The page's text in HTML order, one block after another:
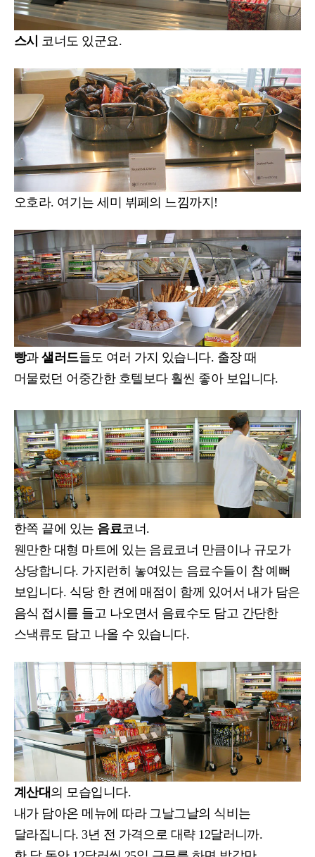
스시 코너도 있군요.
오호라. 여기는 세미 뷔페의 느낌까지!
빵과샐러드들도 여러 가지 있습니다. 출장 때
머물렀던 어중간한 호텔보다 훨씬 좋아 보입니다.
한쪽 끝에 있는 음료 코너.
웬만한 대형 마트에 있는 음료코너 만큼이나 규모가
상당합니다. 가지런히 놓여있는 음료수들이 참 예뻐
보입니다. 식당 한 켠에 매점이 함께 있어서 내가 담은
음식 접시를 들고 나오면서 음료수도 담고 간단한
스낵류도 담고 나올 수 있습니다.
계산대 의 모습입니다.
내가 담아온 메뉴에 따라 그날그날의 식비는
달라집니다. 3년 전 가격으로 대략 12달러니까.